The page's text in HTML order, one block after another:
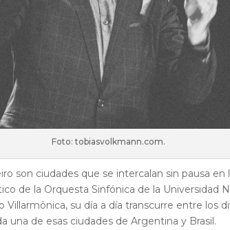
Foto: tobiasvolkmann.com.
son ciudades que se intercalan sin pausa
de la Orquesta Sinfónica de la Universidad
Villarmônica, su día a día transcurre entre los
una de esas ciudades de Argentina y Brasil.